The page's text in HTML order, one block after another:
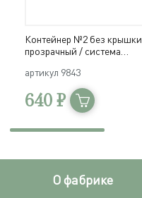
Контейнер №2 без крышки,
прозрачный / система
артикул 9843
640 ₽
О фабрике